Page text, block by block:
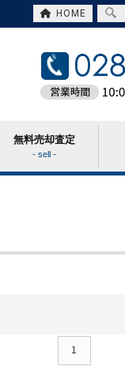
HOME
無料売却査定
- sell -
1